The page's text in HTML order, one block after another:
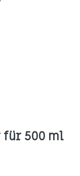
für 500 ml